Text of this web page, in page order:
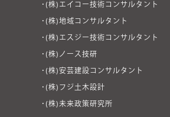
・(株)エイコー技術コンサルタント
・(株)地域コンサルタント
・(株)エスジー技術コンサルタント
・(株)ノース技研
・(株)安芸建設コンサルタント
・(株)フジ土木設計
・(株)未来政策研究所